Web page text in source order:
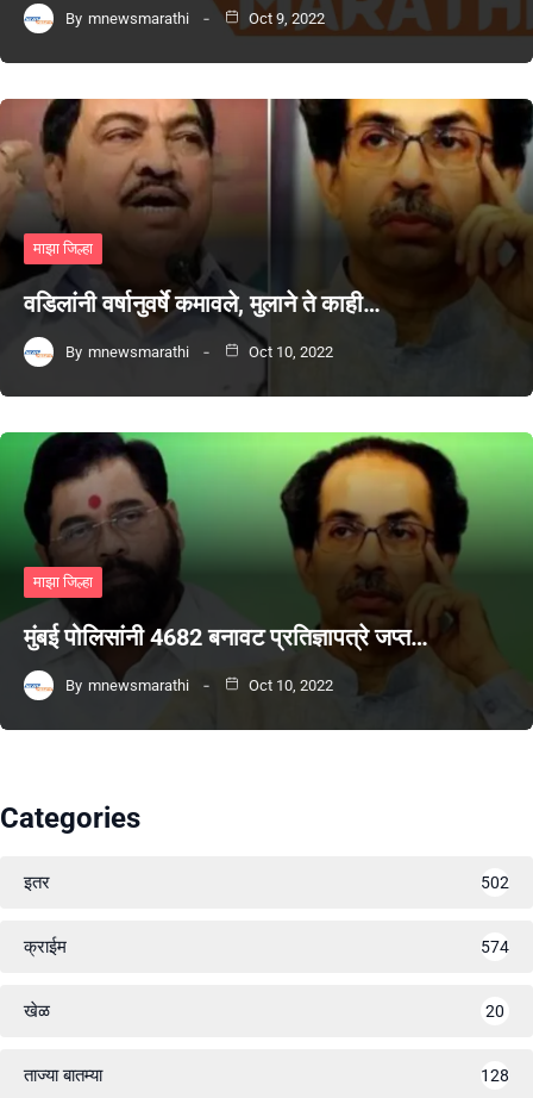
By mnewsmarathi Oct 9, 2022
माझा जिल्हा
वडिलांनी वर्षानुवर्षे कमावले, मुलाने ते काही…
By mnewsmarathi Oct 10, 2022
माझा जिल्हा
मुंबई पोलिसांनी 4682 बनावट प्रतिज्ञापत्रे जप्त…
By mnewsmarathi Oct 10, 2022
Categories
इतर 502
क्राईम 574
खेळ 20
ताज्या बातम्या 128